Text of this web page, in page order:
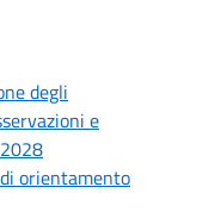
degli
e
orientamento